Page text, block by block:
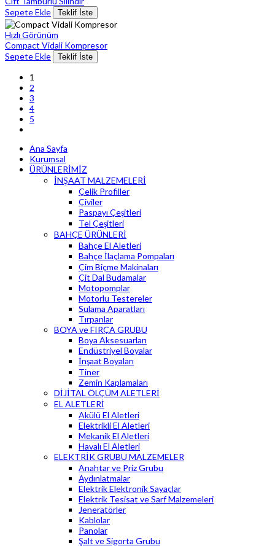
Sepete Ekle
Teklif İste
Hızlı Görünüm
Compact Vidali Kompresor
Sepete Ekle
Teklif İste
1
2
3
4
5
Ana Sayfa
Kurumsal
ÜRÜNLERİMİZ
İNŞAAT MALZEMELERİ
Çelik Profiller
Çiviler
Paspayı Çeşitleri
Tel Çeşitleri
BAHÇE ÜRÜNLERİ
Bahçe El Aletleri
Bahçe İlaçlama Pompaları
Çim Biçme Makinaları
Çit Dal Budamalar
Motopomplar
Motorlu Testereler
Sulama Aparatları
Tırpanlar
BOYA ve FIRÇA GRUBU
Boya Aksesuarları
Endüstriyel Boyalar
İnşaat Boyaları
Tiner
Zemin Kaplamaları
DİJİTAL ÖLÇÜM ALETLERİ
EL ALETLERİ
Akülü El Aletleri
Elektrikli El Aletleri
Mekanik El Aletleri
Havalı El Aletleri
ELEKTRİK GRUBU MALZEMELER
Anahtar ve Priz Grubu
Aydınlatmalar
Elektrik Elektronik Sayaçlar
Elektrik Tesisat ve Sarf Malzemeleri
Jeneratörler
Kablolar
Panolar
Şalt ve Sigorta Grubu